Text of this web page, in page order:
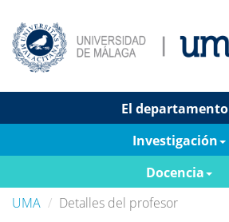
El departamento
Investigación
Docencia
UMA
Detalles del profesor